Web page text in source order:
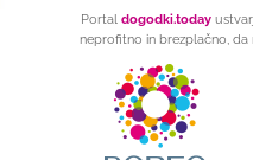
Portal dogodki.today
neprofitno in brezplačno,